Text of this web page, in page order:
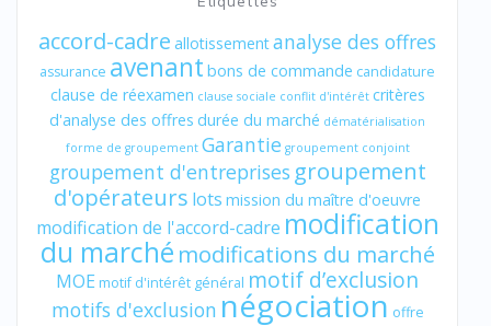
accord-cadre allotissementanalyse des offres
assurance avenant bons de commande candidature
clause de réexamen clause sociale conflit d'intérêt critères
d'analyse des offres durée du marché dématérialisation
forme de groupement Garantie groupement conjoint
groupement d'entreprises groupement
d'opérateurs lots mission du maître d'oeuvre
modification de l'accord-cadre modification
du marché modifications du marché
MOE motif d'intérêt général motif d’exclusion
motifs d'exclusion négociation offre